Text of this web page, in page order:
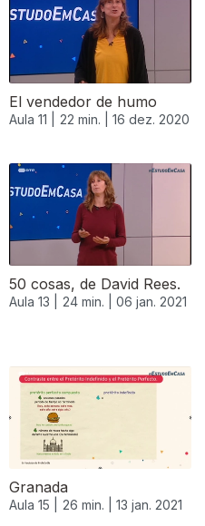
El vendedor de humo
Aula 11 | 22 min. | 16 dez. 2020
50 cosas, de David Rees.
Aula 13 | 24 min. | 06 jan. 2021
Granada
Aula 15 | 26 min. | 13 jan. 2021